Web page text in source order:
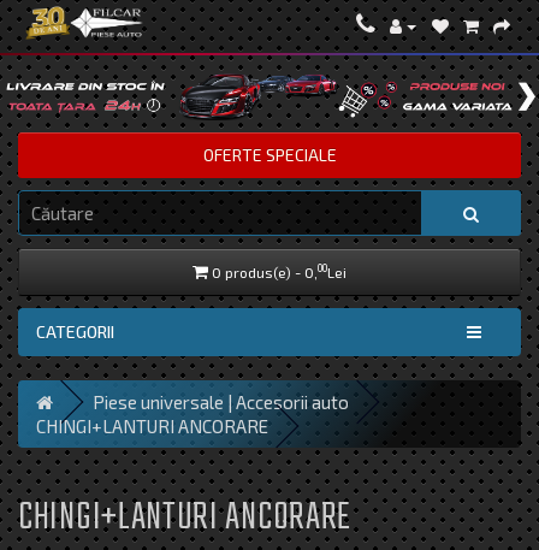
OFERTE SPECIALE
0 produs(e) - 0, 00Lei
CATEGORII
Piese universale | Accesorii auto
CHINGI+LANTURI ANCORARE
CHINGI+LANTURI ANCORARE